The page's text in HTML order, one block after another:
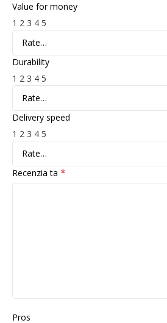
Value for money
1 2 3 4 5
Durability
1 2 3 4 5
Delivery speed
1 2 3 4 5
Recenzia ta *
Pros